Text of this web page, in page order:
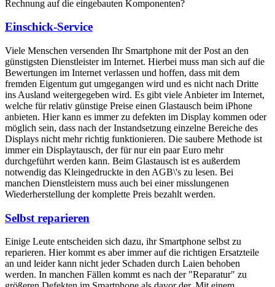
Rechnung auf die eingebauten Komponenten?
Einschick-Service
Viele Menschen versenden Ihr Smartphone mit der Post an den
günstigsten Dienstleister im Internet. Hierbei muss man sich auf die
Bewertungen im Internet verlassen und hoffen, dass mit dem
fremden Eigentum gut umgegangen wird und es nicht nach Dritte
ins Ausland weitergegeben wird. Es gibt viele Anbieter im Internet,
welche für relativ günstige Preise einen Glastausch beim iPhone
anbieten. Hier kann es immer zu defekten im Display kommen oder
möglich sein, dass nach der Instandsetzung einzelne Bereiche des
Displays nicht mehr richtig funktionieren. Die saubere Methode ist
immer ein Displaytausch, der für nur ein paar Euro mehr
durchgeführt werden kann. Beim Glastausch ist es außerdem
notwendig das Kleingedruckte in den AGB\'s zu lesen. Bei
manchen Dienstleistern muss auch bei einer misslungenen
Wiederherstellung der komplette Preis bezahlt werden.
Selbst reparieren
Einige Leute entscheiden sich dazu, ihr Smartphone selbst zu
reparieren. Hier kommt es aber immer auf die richtigen Ersatzteile
an und leider kann nicht jeder Schaden durch Laien behoben
werden. In manchen Fällen kommt es nach der "Reparatur" zu